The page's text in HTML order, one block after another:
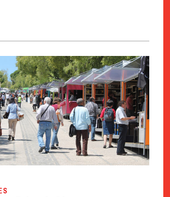
de Lisboa |
apresenta
política